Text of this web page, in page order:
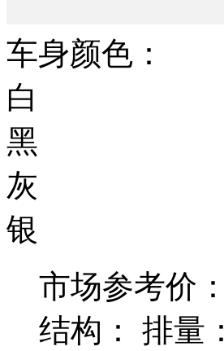
车身颜色：
白
黑
灰
银
市场参考价：
结构：
排量：